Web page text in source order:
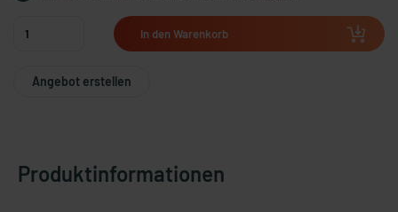
In den Warenkorb
Angebot erstellen
Produktinformationen